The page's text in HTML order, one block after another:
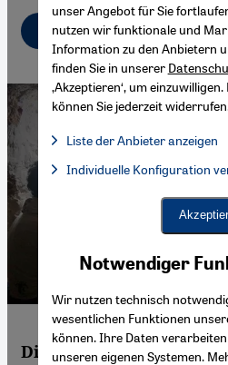
Deutsch English
Die lebendige alternative
Notwendiger
Wir nutzen technisch
wesentlichen Funktionen
können. Ihre Daten
unseren eigenen Systemen.
unser Angebot für Sie
nutzen wir funktionale und
Information zu den Anbietern
finden Sie in unserer
‚Akzeptieren‘, um
können Sie jederzeit
Liste der Anbieter anzeigen
Facebook Embed / Facebook
Facebook Embed /
Google Maps Embed
Individuelle Konfiguration